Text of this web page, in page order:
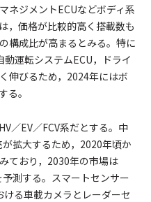
ネジメントECUなどボディ系
，価格が比較的高く搭載数も
構成比が高まるとみる。特に
運転システムECU，ドライ
伸びるため，2024年にはボ
る。
／EV／FCV系だとする。中
拡大するため，2020年頃か
ており，2030年の市場は
測する。スマートセンサー
る車載カメラとレーダーセ